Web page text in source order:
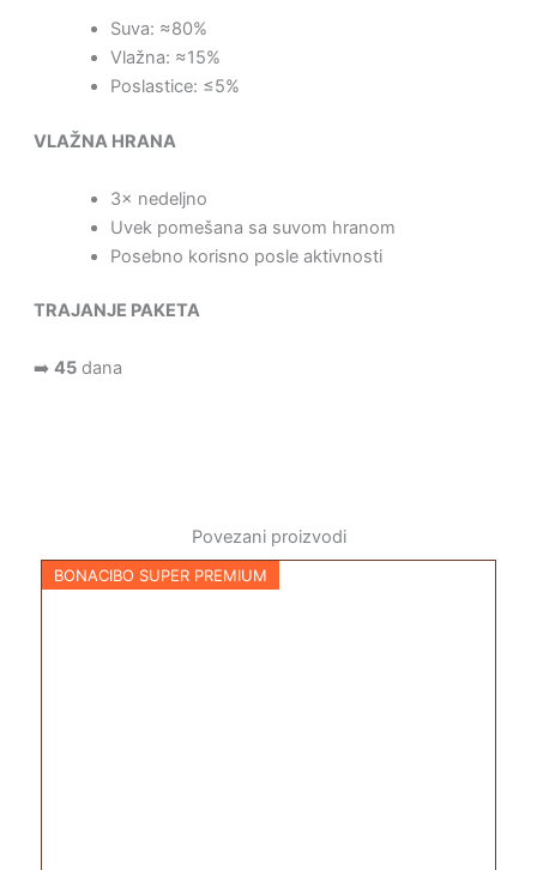
Suva: ≈80%
Vlažna: ≈15%
Poslastice: ≤5%
VLAŽNA HRANA
3× nedeljno
Uvek pomešana sa suvom hranom
Posebno korisno posle aktivnosti
TRAJANJE PAKETA
➡️ 45dana
Povezani proizvodi
BONACIBO SUPER PREMIUM